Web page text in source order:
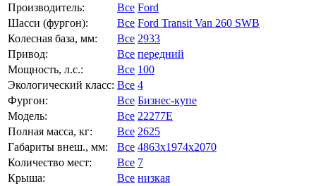
Производитель: Все Ford
Шасси (фургон):
Все Ford Transit Van 260 SWB
Колесная база, мм:
Все 2933
Привод:
Все передний
Мощность, л.с.:
Все 100
Экологический класс: Все 4
Фургон:
Все Бизнес-купе
Модель:
Все 22277E
Полная масса, кг:
Все 2625
Габариты внеш., мм:
Все 4863x1974x2070
Количество мест:
Все 7
Крыша:
Все низкая